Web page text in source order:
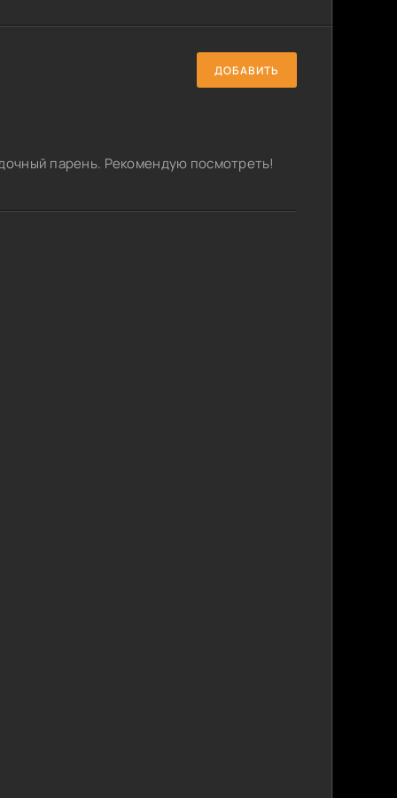
ДОБАВИТЬ
парень. Рекомендую посмотреть!